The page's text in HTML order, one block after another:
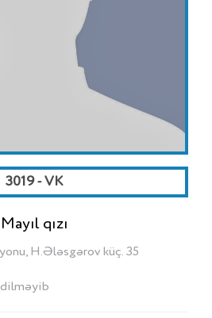
3019 - VK
qızı
H.Ələsgərov küç. 35